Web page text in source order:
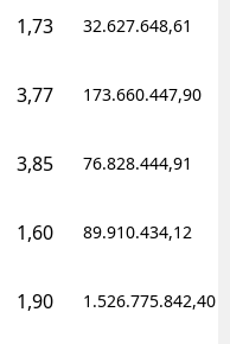
1,73 32.627.648,61
3,77 173.660.447,90
3,85 76.828.444,91
1,60 89.910.434,12
1,90 1.526.775.842,40